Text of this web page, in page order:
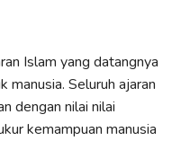
Islam yang datangnya
manusia. Seluruh ajaran
dengan nilai nilai
kemampuan manusia